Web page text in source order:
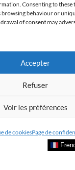
Consenting to
browsing behaviour or
of consent may
Accepter
Refuser
Voir les préférences
de cookiesPage de